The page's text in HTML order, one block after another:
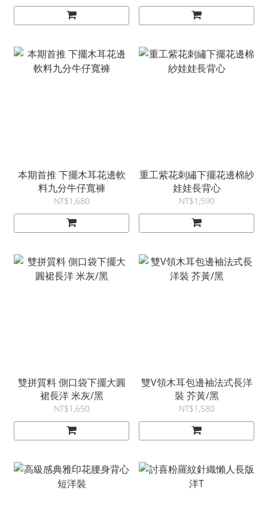
本期首推 下擺木耳花邊軟
料九分牛仔寬褲
NT$1,680
重工紫花刺繡下擺花邊棉紗
娃娃長背心
NT$1,590
雙拼質料 側口袋下擺大圓
裙長洋 米灰/黑
NT$1,650
雙V領木耳包邊袖法式長洋
裝 芥黃/黑
NT$1,580